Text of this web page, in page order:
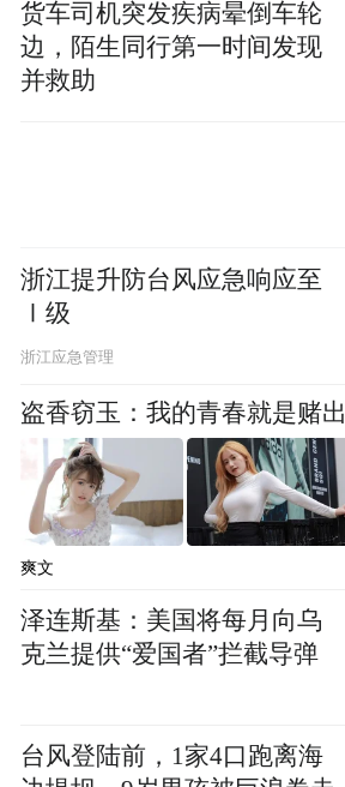
梆子声里走西口
我在雁门关外等
货车司机突发疾病晕倒车轮
边，陌生同行第一时间发现
并救助
浙江提升防台风应急响应至
Ⅰ级
浙江应急管理
盗香窃玉：我的青春就是赌
爽文
泽连斯基：美国将每月向乌
克兰提供“爱国者”拦截导弹
台风登陆前，1家4口跑离海